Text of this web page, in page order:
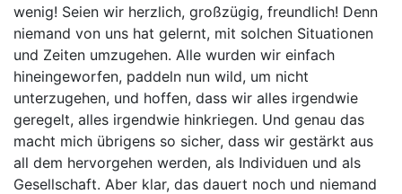
wenig! Seien wir herzlich, großzügig, freundlich! Denn
niemand von uns hat gelernt, mit solchen Situationen
und Zeiten umzugehen. Alle wurden wir einfach
hineingeworfen, paddeln nun wild, um nicht
unterzugehen, und hoffen, dass wir alles irgendwie
geregelt, alles irgendwie hinkriegen. Und genau das
macht mich übrigens so sicher, dass wir gestärkt aus
all dem hervorgehen werden, als Individuen und als
Gesellschaft. Aber klar, das dauert noch und niemand